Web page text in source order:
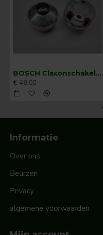
BOSCH Claxonschakelaar opbouw ⌀ 35 mm 0343013001
€ 48,00
Informatie
Over ons
Beurzen
Privacy
algemene voorwaarden